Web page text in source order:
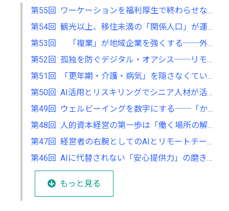
第55回 ワーケーションを福利厚生で終わらせない──合宿型ワークが生むイノベーション
第54回 観光以上、移住未満の「関係人口」が運ぶ、経営のヒント
第53回 「複業」が地域企業を強くする──外部人材をチームに招き入れる極意
第52回 孤独を防ぐデジタル・オアシス──リモート環境での「帰属意識」の作り方
第51回 「更年期・介護・病気」を隠さなくていい組織──ライフイベントを味方につける
第50回 AI活用とリスキリングでシニア人材が活躍できる組織へ──働き続けられる環境をつくる
第49回 ウェルビーイングを数字にする──「かも」が生産性を高めるエビデンス
第48回 人的資本経営の第一歩は「働く場所の解放」から始まる ──テレワークを福利厚生で終わらせない
第47回 経営者の右腕としてのAIとリモートチーム──「任せられる体制」は設計から始まる
第46回 AIに代替されない「安心提供力」の磨き方──オンライン時代の人間力
もっと見る